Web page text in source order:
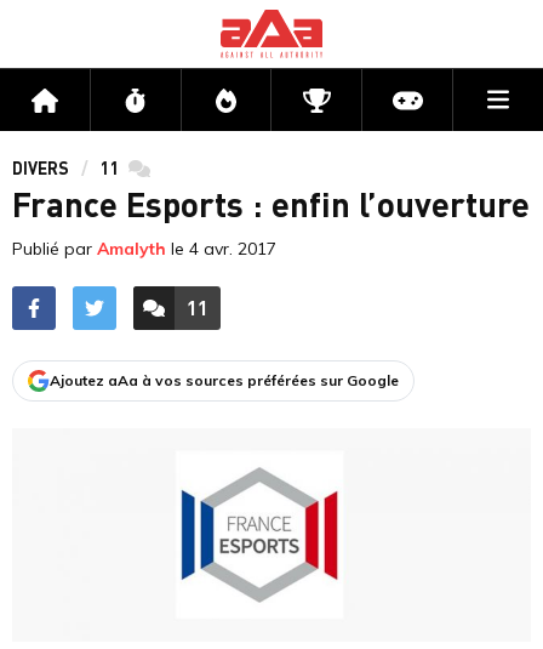
Accueil Flux Directs CompétitionsActu jeux
DIVERS 11 commentaires
France Esports : enfin l’ouverture
Publié par Amalyth le 4 avr. 2017
ACCÉDER AUX
11
COMMENTAIRES
Ajoutez aAa à vos sources préférées sur Google